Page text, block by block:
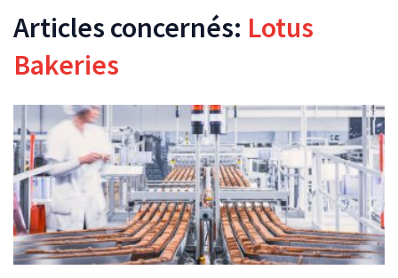
Articles concernés: Lotus
Bakeries